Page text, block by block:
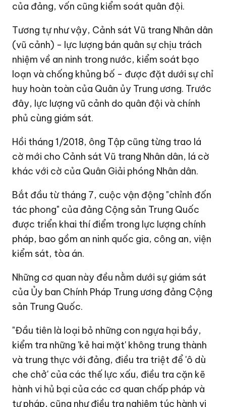
của đảng, vốn cũng kiểm soát quân đội.
Tương tự như vậy, Cảnh sát Vũ trang Nhân dân
(vũ cảnh) - lực lượng bán quân sự chịu trách
nhiệm về an ninh trong nước, kiểm soát bạo
loạn và chống khủng bố - được đặt dưới sự chỉ
huy hoàn toàn của Quân ủy Trung ương. Trước
đây, lực lượng vũ cảnh do quân đội và chính
phủ cùng giám sát.
Hồi tháng 1/2018, ông Tập cũng từng trao lá
cờ mới cho Cảnh sát Vũ trang Nhân dân, lá cờ
khác với cờ của Quân Giải phóng Nhân dân.
Bắt đầu từ tháng 7, cuộc vận động "chỉnh đốn
tác phong" của đảng Cộng sản Trung Quốc
được triển khai thí điểm trong lực lượng chính
pháp, bao gồm an ninh quốc gia, công an, viện
kiểm sát, tòa án.
Những cơ quan này đều nằm dưới sự giám sát
của Ủy ban Chính Pháp Trung ương đảng Cộng
sản Trung Quốc.
"Đầu tiên là loại bỏ những con ngựa hại bầy,
kiểm tra những 'kẻ hai mặt' không trung thành
và trung thực với đảng, điều tra triệt để 'ô dù
che chở' của các thế lực xấu, điều tra cặn kẽ
hành vi hủ bại của các cơ quan chấp pháp và
tư pháp, cũng như điều tra nghiêm túc hành vi